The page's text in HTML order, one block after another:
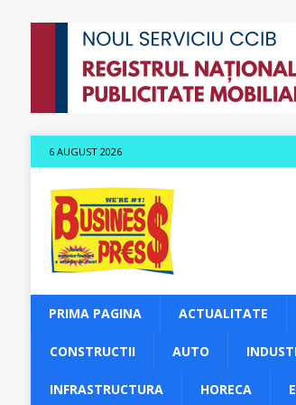
6 AUGUST 2026
PRIMA PAGINA ACTUALITATE
CONSTRUCTII AUTO
INFRASTRUCTURA HORECA